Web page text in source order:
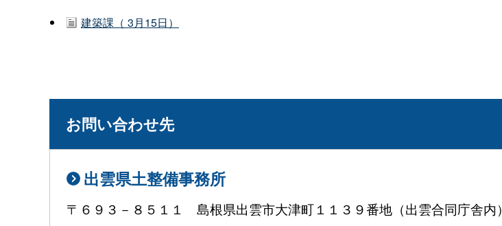
建築課（ 3月15日）
お問い合わせ先
出雲県土整備事務所
〒６９３－８５１１ 島根県出雲市大津町１１３９番地（出雲合同庁舎内）